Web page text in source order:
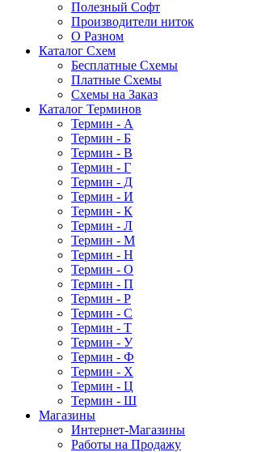
Полезный Софт
Производители ниток
О Разном
Каталог Схем
Бесплатные Схемы
Платные Схемы
Схемы на Заказ
Каталог Терминов
Термин - А
Термин - Б
Термин - В
Термин - Г
Термин - Д
Термин - И
Термин - К
Термин - Л
Термин - М
Термин - Н
Термин - О
Термин - П
Термин - Р
Термин - С
Термин - Т
Термин - У
Термин - Ф
Термин - Х
Термин - Ц
Термин - Ш
Магазины
Интернет-Магазины
Работы на Продажу